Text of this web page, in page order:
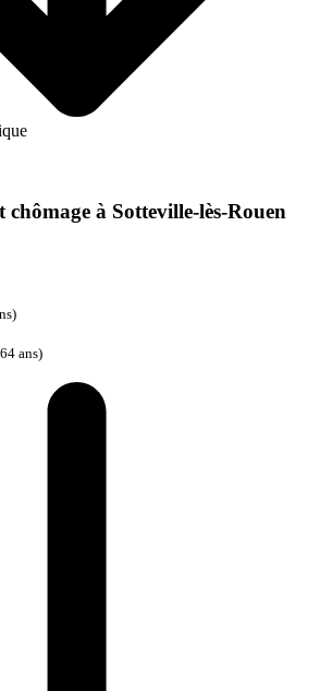
à Sotteville-lès-Rouen
ans)